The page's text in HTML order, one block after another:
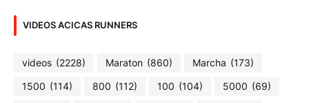
VIDEOS ACICAS RUNNERS
videos (2228) Maraton (860) Marcha (173)
1500 (114) 800 (112) 100 (104) 5000 (69)